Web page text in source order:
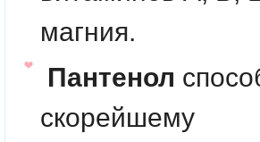
магния.
Пантенол
скорейшему